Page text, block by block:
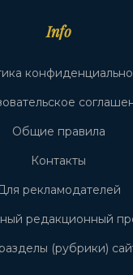
Info
Общие правила
Контакты
рекламодателей
редакционный
(рубрики)